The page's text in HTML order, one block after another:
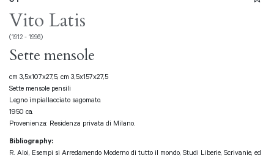
Vito Latis
(1912 - 1996)
Sette mensole
cm 3,5x107x27,5, cm 3,5x157x27,5
Sette mensole pensili
Legno impiallacciato sagomato.
1950 ca.
Provenienza: Residenza privata di Milano.
Bibliography:
R. Aloi, Esempi si Arredamendo Moderno di tutto il mondo, Studi Liberie, Scrivanie, ed